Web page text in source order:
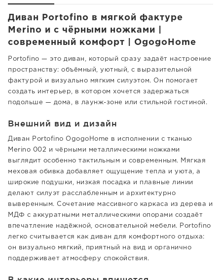
Диван Portofino в мягкой фактуре
Merino и с чёрными ножками |
современный комфорт | OgogoHome
Portofino — это диван, который сразу задаёт настроение
пространству: объёмный, уютный, с выразительной
фактурой и визуально мягким силуэтом. Он помогает
создать интерьер, в котором хочется задержаться
подольше — дома, в лаунж-зоне или стильной гостиной.
Внешний вид и дизайн
Диван Portofino OgogoHome в исполнении с тканью
Merino 002 и чёрными металлическими ножками
выглядит особенно тактильным и современным. Мягкая
меховая обивка добавляет ощущение тепла и уюта, а
широкие подушки, низкая посадка и плавные линии
делают силуэт расслабленным и архитектурно
выверенным. Сочетание массивного каркаса из дерева и
МДФ с аккуратными металлическими опорами создаёт
впечатление надёжной, основательной мебели. Portofino
легко считывается как диван для комфортного отдыха:
он визуально мягкий, приятный на вид и органично
поддерживает атмосферу спокойствия.